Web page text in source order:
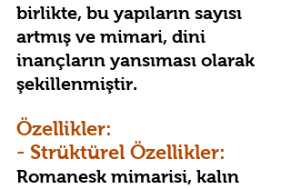
birlikte, bu yapıların sayısı
artmış ve mimari, dini
inançların yansıması olarak
şekillenmiştir.
Özellikler:
- Strüktürel Özellikler:
Romanesk mimarisi, kalın